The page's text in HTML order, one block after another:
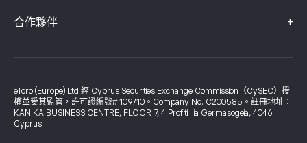
合作夥伴 +
eToro (Europe) Ltd 經 Cyprus Securities Exchange Commission（CySEC）授
權並受其監管，許可證編號# 109/10。Company No. C200585。註冊地址：
KANIKA BUSINESS CENTRE, FLOOR 7, 4 Profiti Ilia Germasogeia, 4046
Cyprus